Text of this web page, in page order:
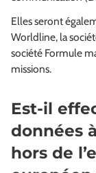
Elles seront
Worldline, la
société Formule
missions.
Est-il
données
hors de